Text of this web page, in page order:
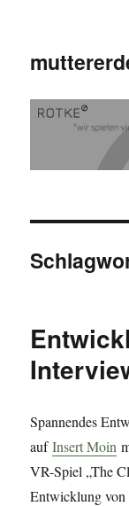
Spannendes
aufInsert Moin
VR-Spiel „The
Entwicklung